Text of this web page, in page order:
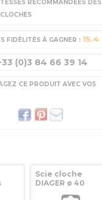
RECOMMANDÉES DES
FIDÉLITÉS À GAGNER : 15.4
(0)3 84 66 39 14
CE PRODUIT AVEC VOS
Scie cloche
DIAGER ø 40